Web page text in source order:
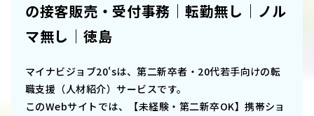
の接客販売・受付事務｜転勤無し｜ノル
マ無し｜徳島
マイナビジョブ20'sは、第二新卒者・20代若手向けの転
職支援（人材紹介）サービスです。
このWebサイトでは、
【未経験・第二新卒OK】携帯ショ